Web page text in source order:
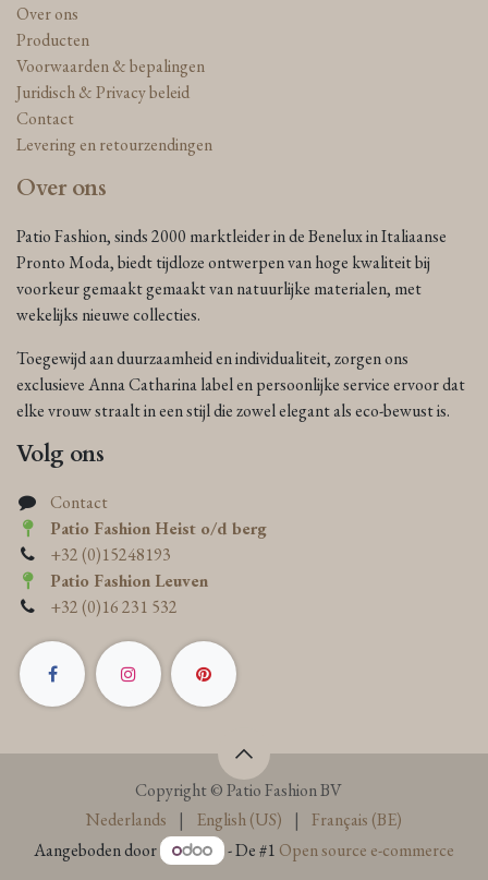
Over ons
Producten
Voorwaarden & bepalingen
Juridisch & Privacy beleid
Contact
Levering en retourzendingen
Over ons
Patio Fashion, sinds 2000 marktleider in de Benelux in Italiaanse
Pronto Moda, biedt tijdloze ontwerpen van hoge kwaliteit bij
voorkeur gemaakt gemaakt van natuurlijke materialen, met
wekelijks nieuwe collecties.
Toegewijd aan duurzaamheid en individualiteit, zorgen ons
exclusieve Anna Catharina label en persoonlijke service ervoor dat
elke vrouw straalt in een stijl die zowel elegant als eco-bewust is.
Volg ons
Contact
Patio Fashion Heist o/d berg
+32 (0)15248193
Patio Fashion Leuven
+32 (0)16 231 532
Copyright © Patio Fashion BV
Nederlands
| English (US) |
Français (BE)
Aangeboden door
- De #1 Open source e-commerce